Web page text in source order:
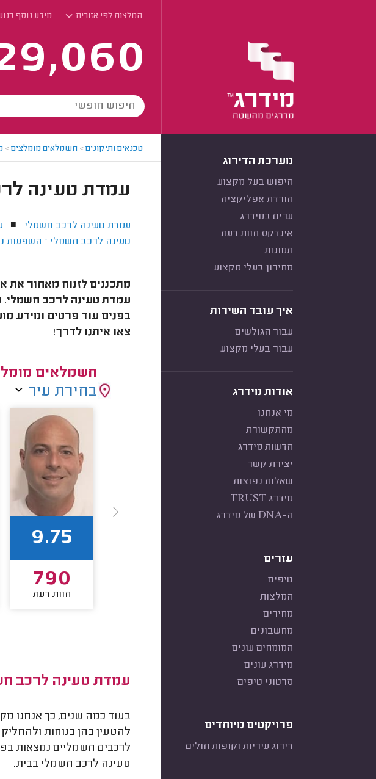
המלצות לפי אזורים מידע נוסף
מערכת הדירוג
חיפוש בעל מקצוע
הורדת אפליקציה
ערים במידרג
אינדקס חוות דעת
תמונות
מחירון בעלי מקצוע
איך עובד השירות
עבור הגולשים
עבור בעלי מקצוע
אודות מידרג
מי אנחנו
מהתקשורת
חדשות מידרג
יצירת קשר
שאלות נפוצות
מידרג TRUST
ה-DNA של מידרג
עזרים
טיפים
המלצות
מחירים
מחשבונים
המומחים עונים
מידרג עונים
סרטוני טיפים
פרויקטים מיוחדים
דירוג עיריות וקופות חולים
טכנאים ותיקונים> חשמלאים מומלצים>
עמדת טעינה
עמדת טעינה לרכב חשמלי ■
טעינה לרכב חשמלי – השפעות
מתכננים לזנוח מאחור את
בפנים עוד פרטים ומידע
צאו איתנו לדרך!
חשמלאים
בחירת עיר
9.75
790
חוות דעת
עמדת טעינה לרכב
בעוד כמה שנים, כך אנחנו
להטעין בהן בנוחות
לרכבים חשמליים נמצאות
טעינה לרכב חשמלי בבית.